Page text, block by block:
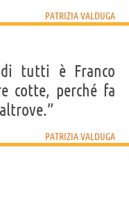
PATRIZIA VALDUGA
tutti è Franco
cotte, perché fa
altrove.”
PATRIZIA VALDUGA